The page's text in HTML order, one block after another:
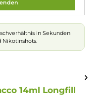
Minze
Produkt